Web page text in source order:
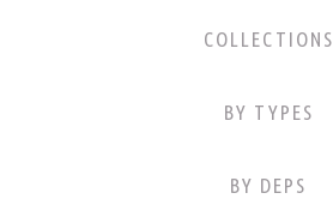
COLLECTIONS
BY TYPES
BY DEPS